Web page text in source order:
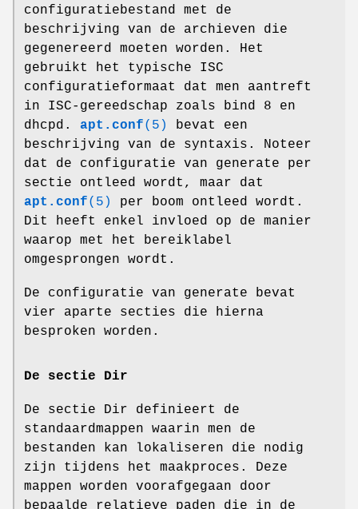
configuratiebestand met de
beschrijving van de archieven die
gegenereerd moeten worden. Het
gebruikt het typische ISC
configuratieformaat dat men aantreft
in ISC-gereedschap zoals bind 8 en
dhcpd. apt.conf(5)
bevat een
beschrijving van de syntaxis. Noteer
dat de configuratie van generate per
sectie ontleed wordt, maar dat
apt.conf(5)
per boom ontleed wordt.
Dit heeft enkel invloed op de manier
waarop met het bereiklabel
omgesprongen wordt.
De configuratie van generate bevat
vier aparte secties die hierna
besproken worden.
De sectie Dir
De sectie Dir definieert de
standaardmappen waarin men de
bestanden kan lokaliseren die nodig
zijn tijdens het maakproces. Deze
mappen worden voorafgegaan door
bepaalde relatieve paden die in de